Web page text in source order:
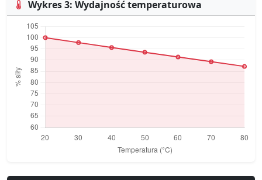
Wykres 3: Wydajność temperaturowa